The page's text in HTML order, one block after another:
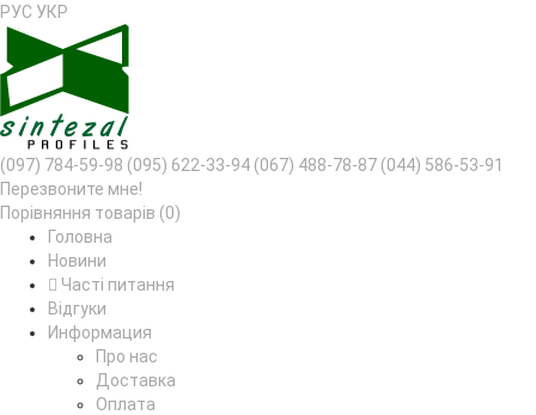
РУС УКР
(097) 784-59-98 (095) 622-33-94 (067) 488-78-87 (044) 586-53-91
Перезвоните мне!
Порівняння товарів (0)
Головна
Новини
Часті питання
Відгуки
Информация
Про нас
Доставка
Оплата